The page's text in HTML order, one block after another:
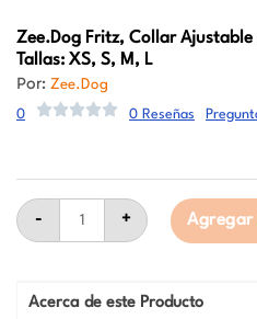
Zee.Dog Fritz, Collar Ajustable
Tallas: XS, S, M, L
Por: Zee.Dog
0 0 Reseñas
-
Fritz,
Collar
Ajustable
para
+
Acerca de este Producto